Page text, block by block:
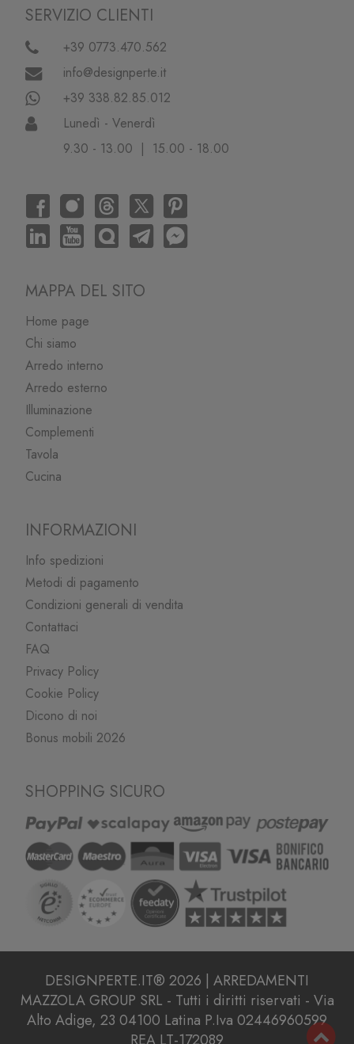
SERVIZIO CLIENTI
+39 0773.470.562
info@designperte.it
+39 338.82.85.012
Lunedì - Venerdì
9.30 - 13.00 | 15.00 - 18.00
MAPPA DEL SITO
Home page
Chi siamo
Arredo interno
Arredo esterno
Illuminazione
Complementi
Tavola
Cucina
INFORMAZIONI
Info spedizioni
Metodi di pagamento
Condizioni generali di vendita
Contattaci
FAQ
Privacy Policy
Cookie Policy
Dicono di noi
Bonus mobili 2026
SHOPPING SICURO
DESIGNPERTE.IT® 2026 | ARREDAMENTI
MAZZOLA GROUP SRL - Tutti i diritti riservati - Via
Alto Adige, 23 04100 Latina P.Iva 02446960599